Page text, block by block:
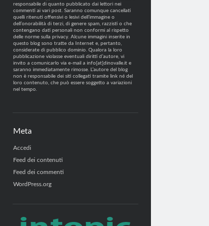
responsabile di quanto pubblicato dai lettori nei
commenti ai vari post. Saranno comunque cancellati
quelli ritenuti offensivi o lesivi dell’immagine o
dell’onorabilità di terzi, di genere spam, razzisti o che
contengano dati personali non conformi al rispetto
delle norme sulla privacy. Alcune immagini inserite in
questo blog sono tratte da Internet e, pertanto,
considerate di pubblico dominio. Qualora la loro
pubblicazione violasse eventuali diritti d’autore, vi
invito a comunicarlo via e-mail a info[at]dinovalle.it e
saranno immediatamente rimosse. L’autore del blog
non è responsabile dei siti collegati tramite link né del
loro contenuto, che può essere soggetto a variazioni
nel tempo.
Meta
Accedi
Feed dei contenuti
Feed dei commenti
WordPress.org